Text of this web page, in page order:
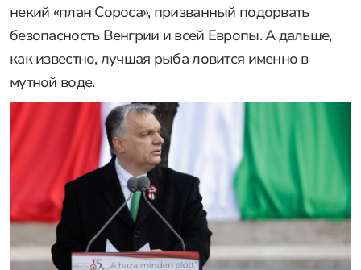
некий «план Сороса», призванный подорвать
безопасность Венгрии и всей Европы. А дальше,
как известно, лучшая рыба ловится именно в
мутной воде.